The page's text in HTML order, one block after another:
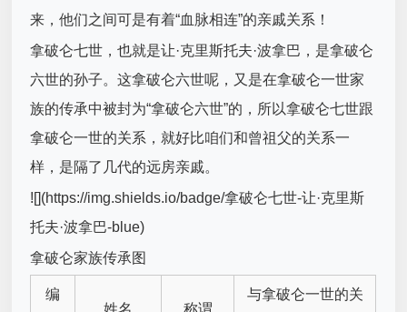
来，他们之间可是有着“血脉相连”的亲戚关系！
拿破仑七世，也就是让·克里斯托夫·波拿巴，是拿破仑
六世的孙子。这拿破仑六世呢，又是在拿破仑一世家
族的传承中被封为“拿破仑六世”的，所以拿破仑七世跟
拿破仑一世的关系，就好比咱们和曾祖父的关系一
样，是隔了几代的远房亲戚。
![](https://img.shields.io/badge/拿破仑七世-让·克里斯
托夫·波拿巴-blue)
拿破仑家族传承图
编
与拿破仑一世的关